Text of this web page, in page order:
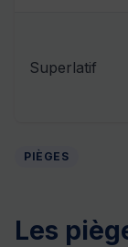
Superlatif
PIÈGES
Les